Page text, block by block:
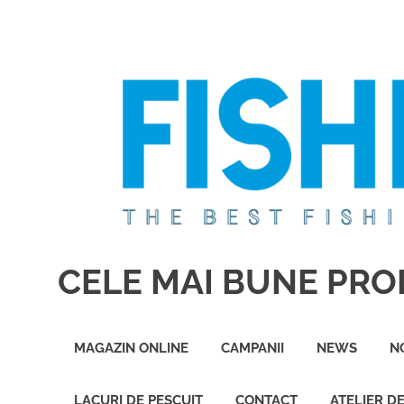
CELE MAI BUNE
buneMAGAZIN ONLINE CAMPANII NEWS
LACURI DE PESCUIT CONTACT ATELIER